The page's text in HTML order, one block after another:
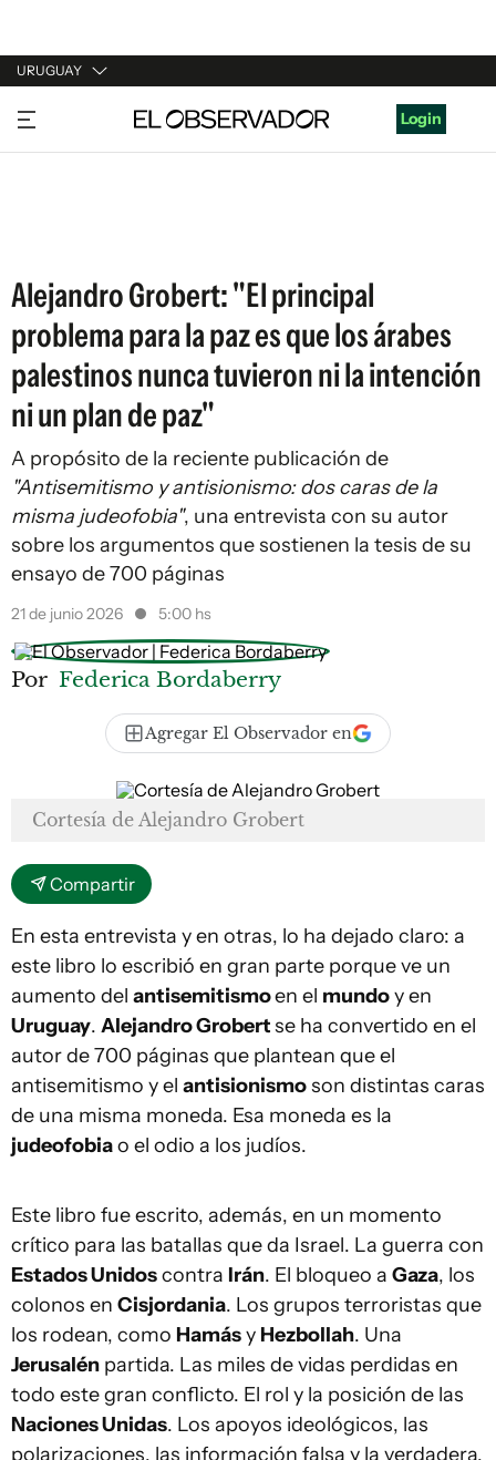
URUGUAY
URUGUAY
ARGENTINA
Login
Alejandro Grobert: "El principal
problema para la paz es que los árabes
palestinos nunca tuvieron ni la intención
ni un plan de paz"
A propósito de la reciente publicación de
"Antisemitismo y antisionismo: dos caras de la
misma judeofobia", una entrevista con su autor
sobre los argumentos que sostienen la tesis de su
ensayo de 700 páginas
21 de junio 2026 5:00 hs
Por Federica Bordaberry
Agregar El Observador en
Cortesía de Alejandro Grobert
Compartir
En esta entrevista y en otras, lo ha dejado claro: a
este libro lo escribió en gran parte porque ve un
aumento del antisemitismoen el mundoy en
Uruguay. Alejandro Grobertse ha convertido en el
autor de 700 páginas que plantean que el
antisemitismo y el antisionismoson distintas caras
de una misma moneda. Esa moneda es la
judeofobiao el odio a los judíos.
Este libro fue escrito, además, en un momento
crítico para las batallas que da Israel. La guerra con
Estados Unidoscontra Irán. El bloqueo a Gaza, los
colonos en Cisjordania. Los grupos terroristas que
los rodean, como Hamásy Hezbollah. Una
Jerusalén partida. Las miles de vidas perdidas en
todo este gran conflicto. El rol y la posición de las
Naciones Unidas. Los apoyos ideológicos, las
polarizaciones, las información falsa y la verdadera,